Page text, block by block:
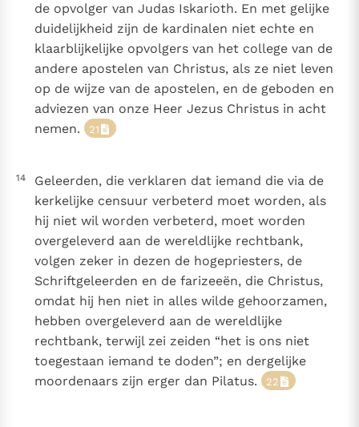
de opvolger van Judas Iskarioth. En met gelijke
duidelijkheid zijn de kardinalen niet echte en
klaarblijkelijke opvolgers van het college van de
andere apostelen van Christus, als ze niet leven
op de wijze van de apostelen, en de geboden en
adviezen van onze Heer Jezus Christus in acht
nemen. 21
14
Geleerden, die verklaren dat iemand die via de
kerkelijke censuur verbeterd moet worden, als
hij niet wil worden verbeterd, moet worden
overgeleverd aan de wereldlijke rechtbank,
volgen zeker in dezen de hogepriesters, de
Schriftgeleerden en de farizeeën, die Christus,
omdat hij hen niet in alles wilde gehoorzamen,
hebben overgeleverd aan de wereldlijke
rechtbank, terwijl zei zeiden “het is ons niet
toegestaan iemand te doden”; en dergelijke
moordenaars zijn erger dan Pilatus. 22